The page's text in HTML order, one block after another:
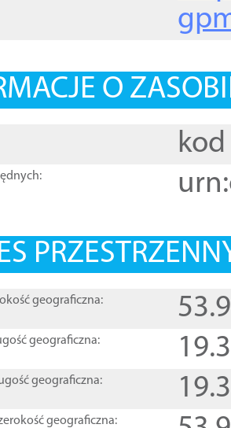
O
kod
geograficzna:
geograficzna:
geograficzna:
geograficzna: